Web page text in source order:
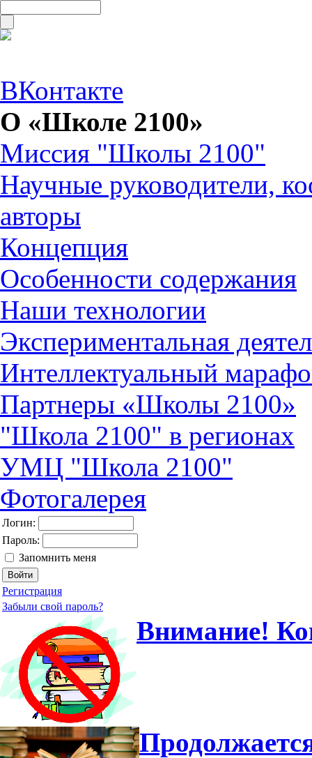
ВКонтакте
О «Школе 2100»
Миссия "Школы 2100"
Научные руководители,
авторы
Концепция
Особенности содержания
Наши технологии
Экспериментальная
Интеллектуальный
Партнеры «Школы 2100»
"Школа 2100" в регионах
УМЦ "Школа 2100"
Фотогалерея
Логин:
Пароль:
Запомнить меня
Регистрация
Забыли свой пароль?
Внимание!